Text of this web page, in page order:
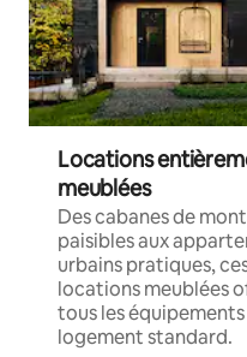
Locations
meublées
Des cabanes de
paisibles aux
urbains pratiques,
locations meublées
tous les
logement standard.